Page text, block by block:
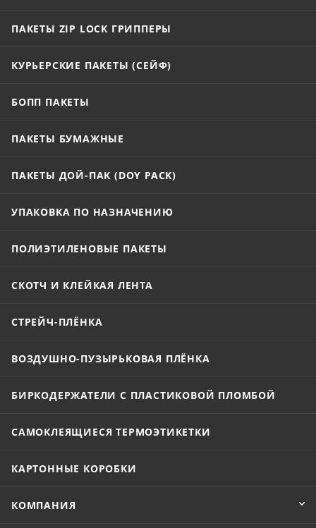
ПАКЕТЫ ZIP LOCK ГРИППЕРЫ
КУРЬЕРСКИЕ ПАКЕТЫ (СЕЙФ)
БОПП ПАКЕТЫ
ПАКЕТЫ БУМАЖНЫЕ
ПАКЕТЫ ДОЙ-ПАК (DOY PACK)
УПАКОВКА ПО НАЗНАЧЕНИЮ
ПОЛИЭТИЛЕНОВЫЕ ПАКЕТЫ
СКОТЧ И КЛЕЙКАЯ ЛЕНТА
СТРЕЙЧ-ПЛЁНКА
ВОЗДУШНО-ПУЗЫРЬКОВАЯ ПЛЁНКА
БИРКОДЕРЖАТЕЛИ С ПЛАСТИКОВОЙ ПЛОМБОЙ
САМОКЛЕЯЩИЕСЯ ТЕРМОЭТИКЕТКИ
КАРТОННЫЕ КОРОБКИ
КОМПАНИЯ